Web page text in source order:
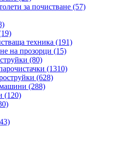
за почистване (57)
техника (191)
на прозорци (15)
(80)
(1310)
(628)
(288)
(120)